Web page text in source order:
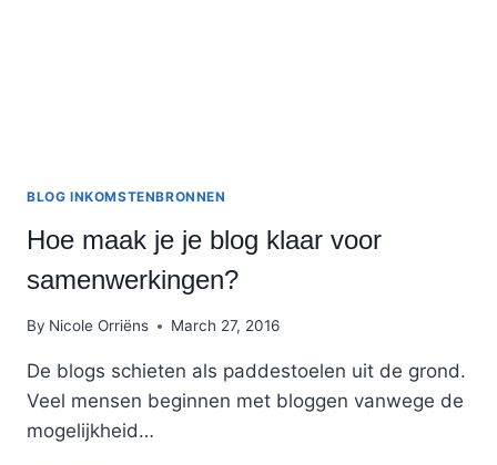
BLOG INKOMSTENBRONNEN
Hoe maak je je blog klaar voor
samenwerkingen?
By Nicole Orriëns March 27, 2016
De blogs schieten als paddestoelen uit de grond.
Veel mensen beginnen met bloggen vanwege de
mogelijkheid…